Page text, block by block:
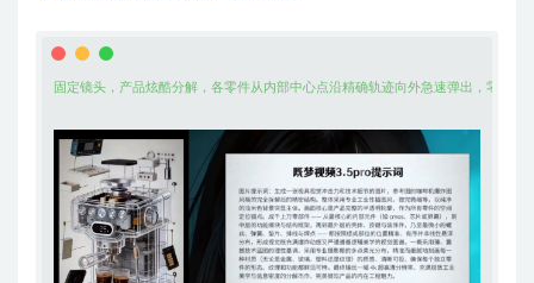
固定镜头，产品炫酷分解，各零件从内部中心点沿精确轨迹向外急速弹出，零件